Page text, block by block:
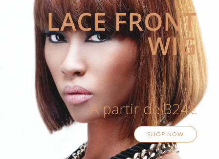
LACE FRONT
WIG
A partir de 324€
SHOP NOW